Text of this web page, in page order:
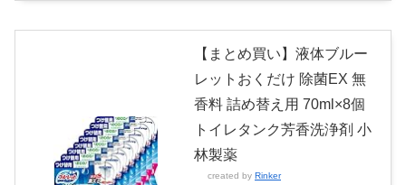
【まとめ買い】液体ブルー
レットおくだけ 除菌EX 無
香料 詰め替え用 70ml×8個
トイレタンク芳香洗浄剤 小
林製薬
created by Rinker